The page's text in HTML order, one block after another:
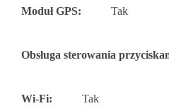
Moduł GPS: Tak
Obsługa sterowania
Wi-Fi: Tak